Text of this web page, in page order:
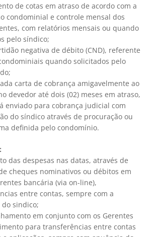
de cotas em atraso de acordo com a
condominial e controle mensal dos
com relatórios mensais ou quando
pelo síndico;
negativa de débito (CND), referente
quando solicitados pelo
carta de cobrança amigavelmente ao
devedor até dois (02) meses em atraso,
enviado para cobrança judicial com
do síndico através de procuração ou
definida pelo condomínio.
das despesas nas datas, através de
cheques nominativos ou débitos em
bancária (via on-line),
entre contas, sempre com a
sindico;
em conjunto com os Gerentes
para transferências entre contas